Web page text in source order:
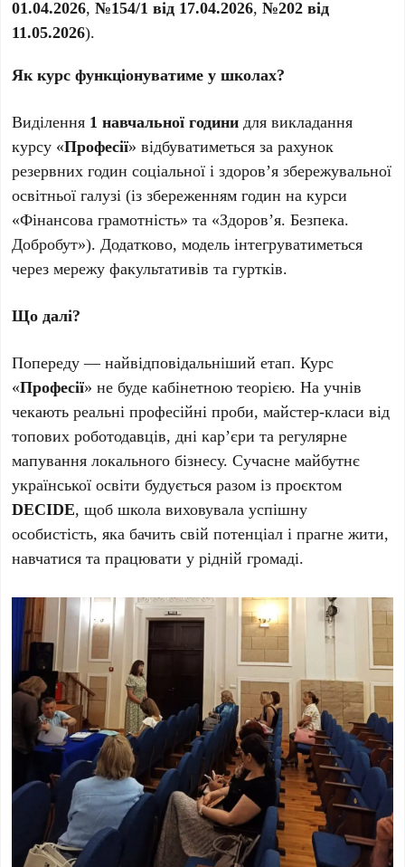
01.04.2026,№154/1 від 17.04.2026,№202 від
11.05.2026).
Як курс функціонуватиме у школах?
Виділення 1 навчальної години для викладання
курсу «Професії» відбуватиметься за рахунок
резервних годин соціальної і здоров’я збережувальної
освітньої галузі (із збереженням годин на курси
«Фінансова грамотність» та «Здоров’я. Безпека.
Добробут»). Додатково, модель інтегруватиметься
через мережу факультативів та гуртків.
Що далі?
Попереду — найвідповідальніший етап. Курс
«Професії» не буде кабінетною теорією. На учнів
чекають реальні професійні проби, майстер-класи від
топових роботодавців, дні кар’єри та регулярне
мапування локального бізнесу. Сучасне майбутнє
української освіти будується разом із проєктом
DECIDE, щоб школа виховувала успішну
особистість, яка бачить свій потенціал і прагне жити,
навчатися та працювати у рідній громаді.